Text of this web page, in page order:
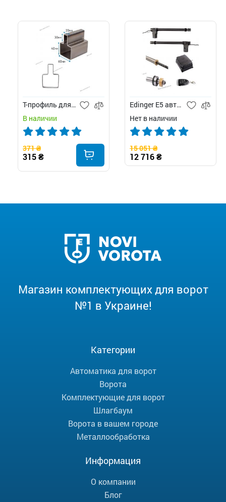
Т-профиль для ворот
В наличии
371 ₴
315 ₴
Edinger E5 автоматика для распашных ворот
Нет в наличии
15 051 ₴
12 716 ₴
Магазин комплектующих для ворот
№1 в Украине!
Категории
Автоматика для ворот
Ворота
Комплектующие для ворот
Шлагбаум
Ворота в вашем городе
Металлообработка
Информация
О компании
Блог